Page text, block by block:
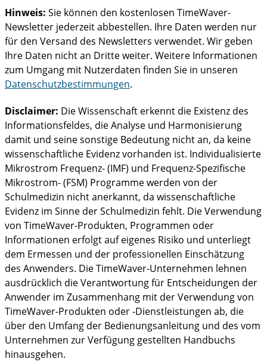
Hinweis: Sie können den kostenlosen TimeWaver-
Newsletter jederzeit abbestellen. Ihre Daten werden nur
für den Versand des Newsletters verwendet. Wir geben
Ihre Daten nicht an Dritte weiter. Weitere Informationen
zum Umgang mit Nutzerdaten finden Sie in unseren
Datenschutzbestimmungen.
Disclaimer: Die Wissenschaft erkennt die Existenz des
Informationsfeldes, die Analyse und Harmonisierung
damit und seine sonstige Bedeutung nicht an, da keine
wissenschaftliche Evidenz vorhanden ist. Individualisierte
Mikrostrom Frequenz- (IMF) und Frequenz-Spezifische
Mikrostrom- (FSM) Programme werden von der
Schulmedizin nicht anerkannt, da wissenschaftliche
Evidenz im Sinne der Schulmedizin fehlt. Die Verwendung
von TimeWaver-Produkten, Programmen oder
Informationen erfolgt auf eigenes Risiko und unterliegt
dem Ermessen und der professionellen Einschätzung
des Anwenders. Die TimeWaver-Unternehmen lehnen
ausdrücklich die Verantwortung für Entscheidungen der
Anwender im Zusammenhang mit der Verwendung von
TimeWaver-Produkten oder -Dienstleistungen ab, die
über den Umfang der Bedienungsanleitung und des vom
Unternehmen zur Verfügung gestellten Handbuchs
hinausgehen.